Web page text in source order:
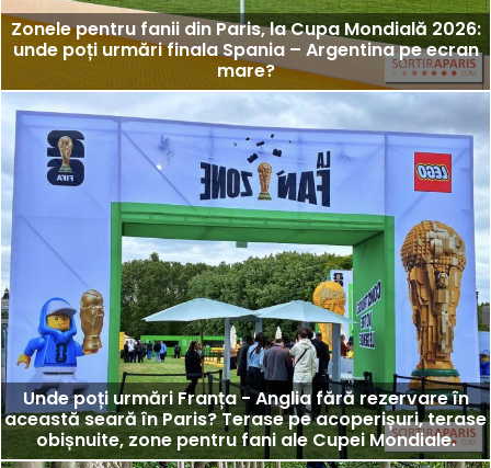
Zonele pentru fanii din Paris, la Cupa Mondială 2026:
unde poți urmări finala Spania – Argentina pe ecran
mare?
Unde poți urmări Franța - Anglia fără rezervare în
această seară în Paris? Terase pe acoperișuri, terase
obișnuite, zone pentru fani ale Cupei Mondiale.